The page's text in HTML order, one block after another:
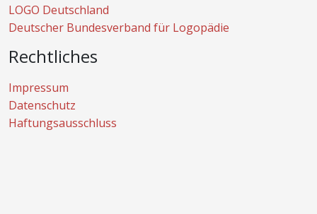
LOGO Deutschland
Deutscher Bundesverband für Logopädie
Rechtliches
Impressum
Datenschutz
Haftungsausschluss